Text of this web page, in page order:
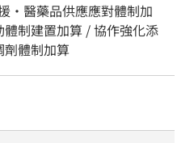
・醫藥品供應應對體制加
制建置加算 / 協作強化添
體制加算